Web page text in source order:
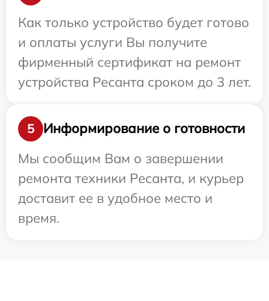
Как только устройство будет готово
и оплаты услуги Вы получите
фирменный сертификат на ремонт
устройства Ресанта сроком до 3 лет.
5
Информирование о готовности
Мы сообщим Вам о завершении
ремонта техники Ресанта, и курьер
доставит ее в удобное место и
время.